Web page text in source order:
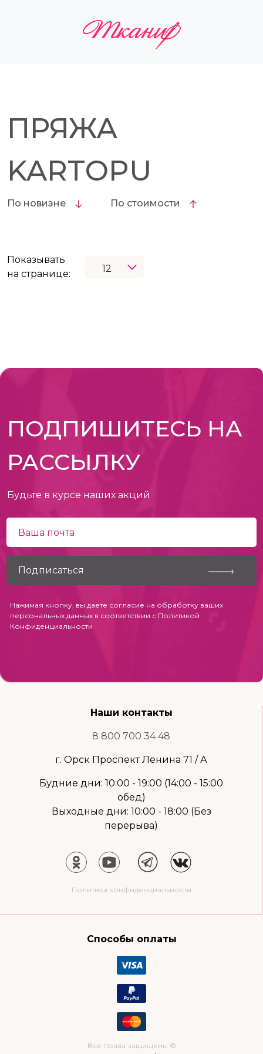
ПРЯЖА
KARTOPU
По новизне По стоимости
Показывать
на странице:
ПОДПИШИТЕСЬ НА
РАССЫЛКУ
Будьте в курсе наших акций
Нажимая кнопку, вы даете согласие на обработку ваших
персональных данных в соответствии с Политикой
Конфиденциальности
Наши контакты
8 800 700 34 48
г. Орск Проспект Ленина 71 / А
Будние дни: 10:00 - 19:00 (14:00 - 15:00
обед)
Выходные дни: 10:00 - 18:00 (Без
перерыва)
Политика конфиденциальности
Способы оплаты
Все права защищены ©